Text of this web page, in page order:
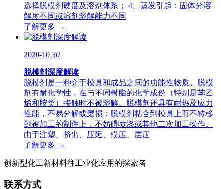
选择脱模剂硬度及溶剂体系； 4、蒸发引起：固体分溶
解度不同或溶剂溶解能力不同
了解更多 →
2020-10 30
脱模剂深度解读
脱模剂是一种介于模具和成品之间的功能性物质。脱模
剂有耐化学性，在与不同树脂的化学成份（特别是苯乙
烯和胺类）接触时不被溶解。脱模剂还具有耐热及应力
性能，不易分解或磨损；脱模剂粘合到模具上而不转移
到被加工的制件上，不妨碍喷漆或其他二次加工操作。
由于注塑、挤出、压延、模压、层压
了解更多 →
创新型化工新材料往工业化应用的探索者
联系方式